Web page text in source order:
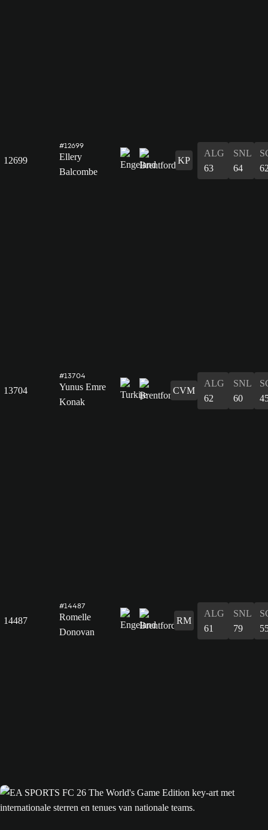
12699
#12699
Ellery
Balcombe
KP
ALG
63
SNL
64
13704
#13704
Yunus Emre
Konak
CVM
ALG
62
SNL
60
14487
#14487
Romelle
Donovan
RM
ALG
61
SNL
79